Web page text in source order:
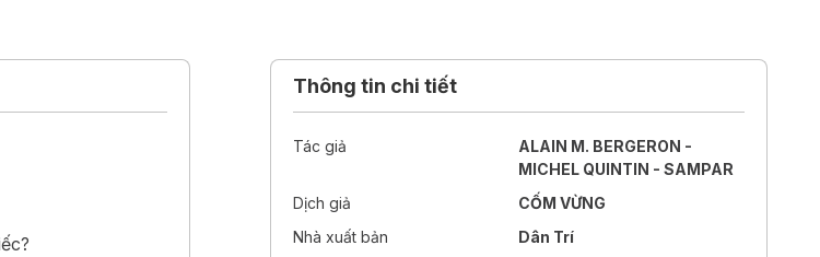
Thông tin chi tiết
Tác giả
ALAIN M. BERGERON -
MICHEL QUINTIN - SAMPAR
Dịch giả
CỐM VỪNG
Nhà xuất bản
Dân Trí